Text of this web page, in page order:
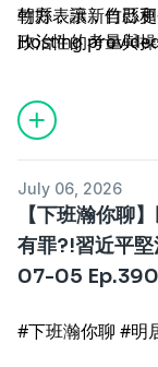
竹縣，讓新竹縣
朝方表示，自己
政治性的考量與
可以打造和爸爸
--
Hosting
July 06, 2026
【下班瀚你聊
有罪?!習近平
07-05 Ep.390
#下班瀚你聊 #明